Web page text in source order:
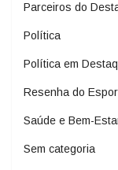
Parceiros do
Política
Política em
Resenha do
Saúde e Bem-
Sem categoria